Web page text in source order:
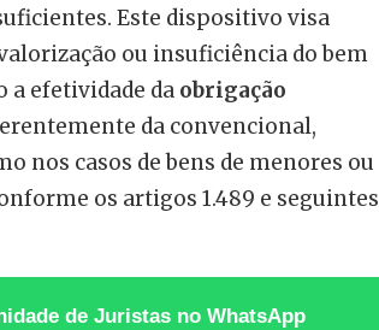
Este dispositivo visa
ou insuficiência do bem
a efetividade da obrigação
da convencional,
nos casos de bens de menores ou
os artigos 1.489 e seguintes
de Juristas no WhatsApp